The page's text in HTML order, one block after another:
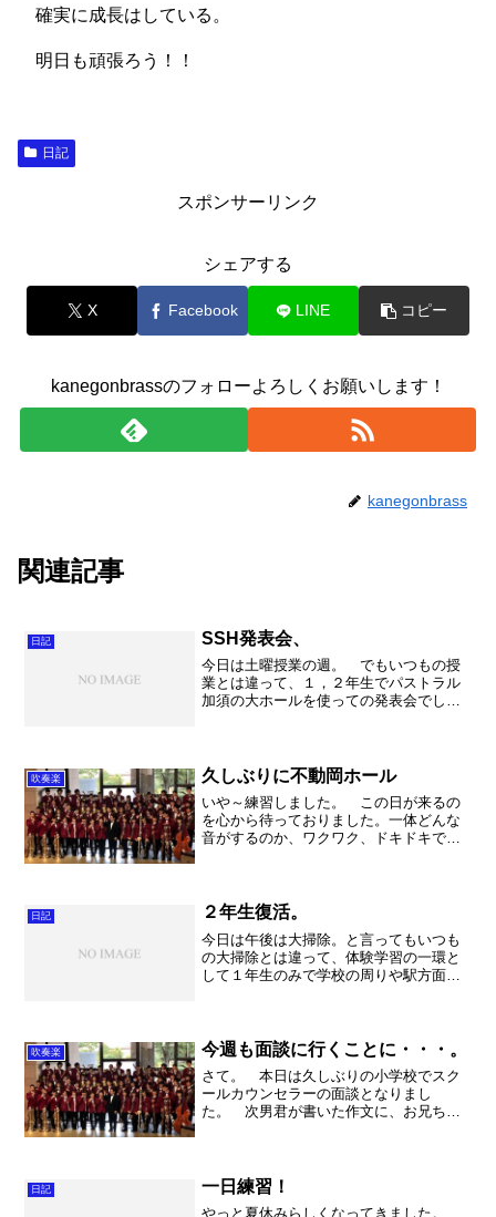
確実に成長はしている。
明日も頑張ろう！！
日記
スポンサーリンク
シェアする
X Facebook LINE コピー
kanegonbrassのフォローよろしくお願いします！
kanegonbrass
関連記事
日記 SSH発表会、
今日は土曜授業の週。 でもいつもの授
業とは違って、１，２年生でパストラル
加須の大ホールを使っての発表会でし
全校でSSHに取り組むと...
吹奏楽 久しぶりに不動岡ホール
いや～練習しました。 この日が来るの
を心から待っておりました。一体どんな
音がするのか、ワクワク、ドキドキでし
もありました。残念ながら...
日記 ２年生復活。
今日は午後は大掃除。と言ってもいつも
の大掃除とは違って、体験学習の一環と
して１年生のみで学校の周りや駅方面を
きれいな町で、それほどゴ...
吹奏楽 今週も面談に行くことに・・・。
さて。 本日は久しぶりの小学校でスク
ールカウンセラーの面談となりまし
た。 次男君が書いた作文に、お兄ちゃ
す。ということで内容は想像でき...
日記 一日練習！
やっと夏休みらしくなってきました。